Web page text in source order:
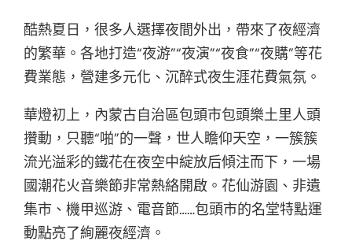
酷熱夏日，很多人選擇夜間外出，帶來了夜經濟
的繁華。各地打造“夜游”“夜演”“夜食”“夜購”等花
費業態，營建多元化、沉醉式夜生涯花費氣氛。
華燈初上，內蒙古自治區包頭市包頭樂土里人頭
攢動，只聽“啪”的一聲，世人瞻仰天空，一簇簇
流光溢彩的鐵花在夜空中綻放后傾注而下，一場
國潮花火音樂節非常熱絡開啟。花仙游園、非遺
集市、機甲巡游、電音節……包頭市的名堂特點運
動點亮了絢麗夜經濟。